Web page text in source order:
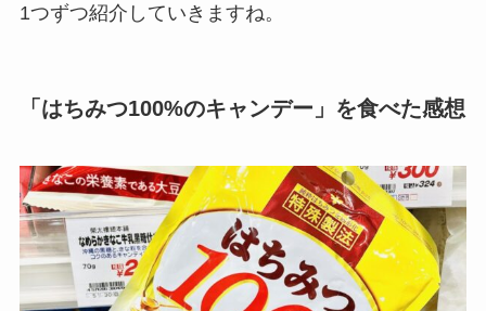
1つずつ紹介していきますね。
「はちみつ100%のキャンデー」を食べた感想